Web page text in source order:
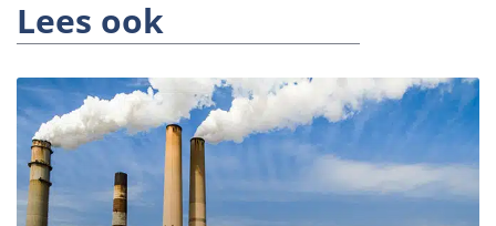
Lees ook